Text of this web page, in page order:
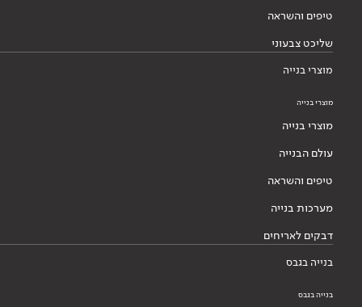
טיפים והשראה
שליכט צבעוני
מוצרי בנייה
מוצרי בנייה
מוצרי בנייה
עולם הבנייה
טיפים והשראה
מערכות בנייה
דבקים לאריחים
בנייה בגבס
בנייה בגבס